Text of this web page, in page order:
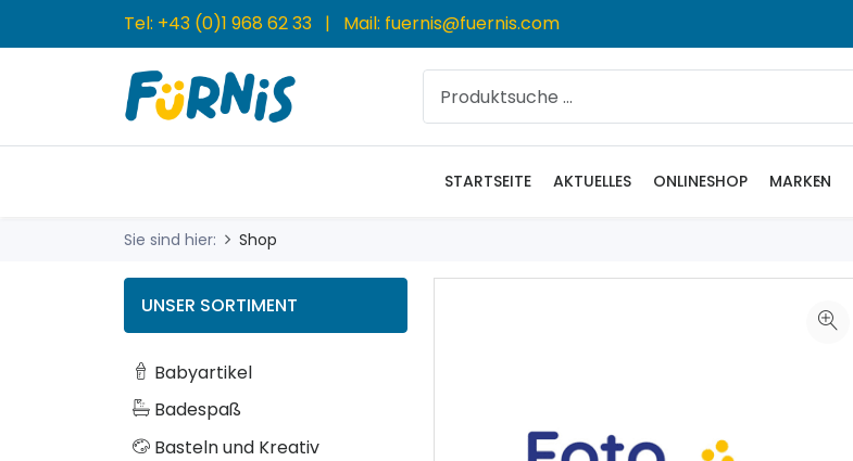
Tel: +43 (0)1 968 62 33 | Mail: fuernis@fuernis.com
STARTSEITE AKTUELLES ONLINESHOP MARKEN
Sie sind hier: Shop
UNSER SORTIMENT
Babyartikel
Badespaß
Basteln und Kreativ